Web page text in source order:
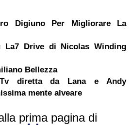
Digiuno Per Migliorare La
La7 Drive di Nicolas Winding
Bellezza
Tv diretta da Lana e Andy
mente alveare
prima pagina di